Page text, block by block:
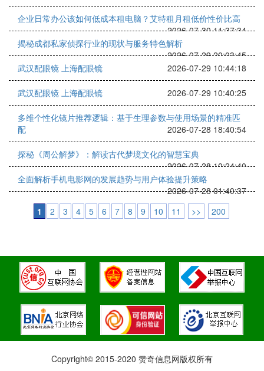
企业日常办公该如何低成本租电脑？艾特租月租低价性价比高
2026-07-30 11:37:34
揭秘成都私家侦探行业的现状与服务特色解析
2026-07-29 20:03:45
武汉配眼镜 上海配眼镜
2026-07-29 10:44:18
武汉配眼镜 上海配眼镜 2026-07-29 10:40:25
多维个性化镜片推荐逻辑：基于生理参数与使用场景的精准匹
配
2026-07-28 18:40:54
探秘《周公解梦》：解读古代梦境文化的智慧宝典
2026-07-28 10:24:40
全面解析手机电影网的发展趋势与用户体验提升策略
2026-07-28 01:40:37
1
2 3 4 5 6 7 8 9 10 11 >> 200
Copyright© 2015-2020 赞奇信息网版权所有